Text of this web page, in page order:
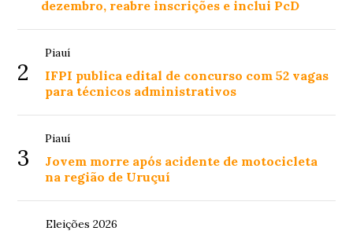
dezembro, reabre inscrições e inclui PcD
2
Piauí
IFPI publica edital de concurso com 52 vagas
para técnicos administrativos
3
Piauí
Jovem morre após acidente de motocicleta
na região de Uruçuí
Eleições 2026